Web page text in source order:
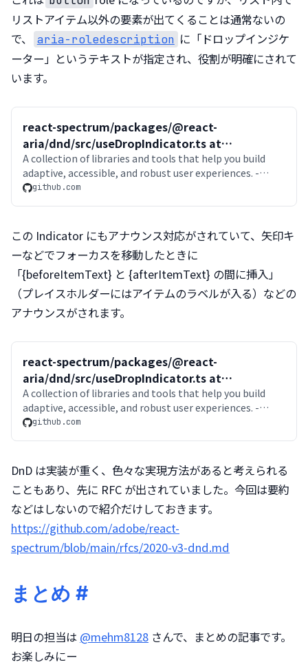
リストアイテム以外の要素が出てくることは通常ないの
で、
aria-roledescription に「ドロップインジケ
ーター」というテキストが指定され、役割が明確にされて
います。
react-spectrum/packages/@react-
aria/dnd/src/useDropIndicator.ts at
50c7ada5d1880a174b6b6d3f43e8d90ee9bd4ad8
· adobe/react-spectrum
A collection of libraries and tools that help you build
adaptive, accessible, and robust user experiences. -
adobe/react-spectrum
github.com
この Indicator にもアナウンス対応がされていて、矢印キ
ーなどでフォーカスを移動したときに
「{beforeItemText} と {afterItemText} の間に挿入」
（プレイスホルダーにはアイテムのラベルが入る）などの
アナウンスがされます。
react-spectrum/packages/@react-
aria/dnd/src/useDropIndicator.ts at
50c7ada5d1880a174b6b6d3f43e8d90ee9bd4ad8
· adobe/react-spectrum
A collection of libraries and tools that help you build
adaptive, accessible, and robust user experiences. -
adobe/react-spectrum
github.com
DnD は実装が重く、色々な実現方法があると考えられる
こともあり、先に RFC が出されていました。今回は要約
https://github.com/adobe/react-
spectrum/blob/main/rfcs/2020-v3-dnd.md
まとめ #
明日の担当は @mehm8128 さんで、まとめの記事です。
お楽しみにー